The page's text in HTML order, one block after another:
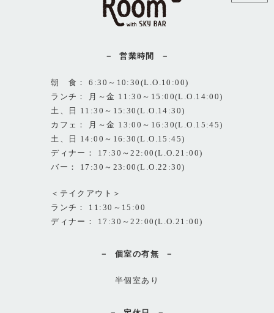
営業時間
朝 食： 6:30～10:30(L.O.10:00)
ランチ： 月～金 11:30～15:00(L.O.14:00)
土、日 11:30～15:30(L.O.14:30)
カフェ： 月～金 13:00～16:30(L.O.15:45)
土、日 14:00～16:30(L.O.15:45)
ディナー： 17:30～22:00(L.O.21:00)
バー： 17:30～23:00(L.O.22:30)
＜テイクアウト＞
ランチ： 11:30～15:00
ディナー： 17:30～22:00(L.O.21:00)
個室の有無
半個室あり